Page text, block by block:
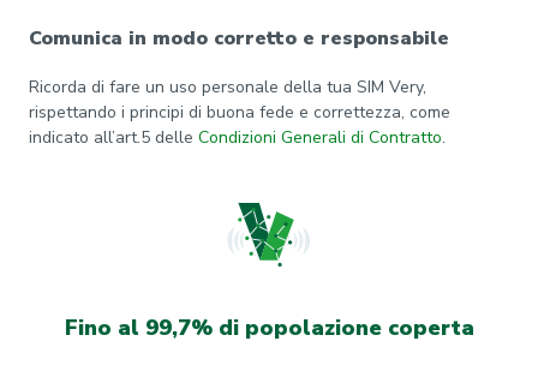
Comunica in modo corretto e responsabile
Ricorda di fare un uso personale della tua SIM Very,
rispettando i principi di buona fede e correttezza, come
indicato all’art.5 delle Condizioni Generali di Contratto.
Fino al 99,7% di popolazione coperta